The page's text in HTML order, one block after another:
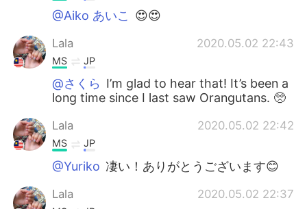
@Aiko あいこ 😍😍
Lala 2020.05.02 22:43
MS JP
@さくら I’m glad to hear that! It’s been a
long time since I last saw Orangutans. 🥺
Lala 2020.05.02 22:42
MS JP
@Yuriko 凄い！ありがとうございます😊
Lala 2020.05.02 22:37